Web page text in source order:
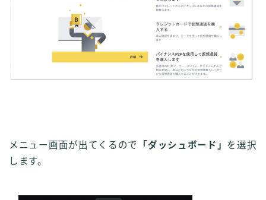
メニュー画面が出てくるので 「ダッシュボード」 を選択
します。